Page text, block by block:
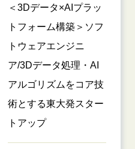
＜3Dデータ×AIプラッ
トフォーム構築＞ソフ
トウェアエンジニ
ア/3Dデータ処理・AI
アルゴリズムをコア技
術とする東大発スター
トアップ